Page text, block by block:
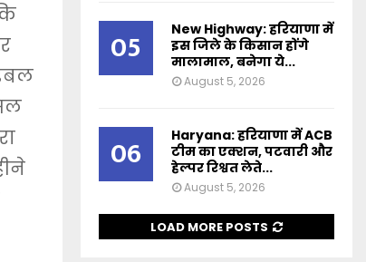
05
New Highway: हरियाणा में
इस जिले के किसान होंगे
मालामाल, बनेगा ये...
August 5, 2026
06
Haryana: हरियाणा में ACB
टीम का एक्शन, पटवारी और
हेल्पर रिश्वत लेते...
August 5, 2026
LOAD MORE POSTS